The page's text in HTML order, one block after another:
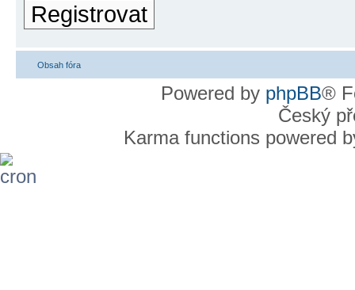
Registrovat
Obsah fóra
Powered by phpBB®
Český
Karma functions powered